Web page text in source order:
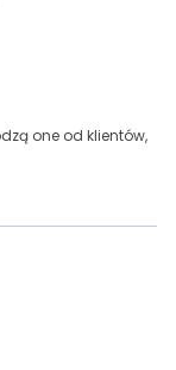
one od klientów,